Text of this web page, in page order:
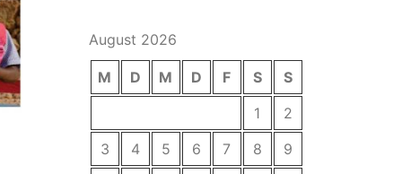
August 2026
M D M D F S
S
1
2
3
4 5 6 7 8
9